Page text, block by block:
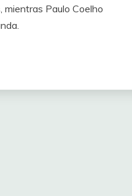
mientras Paulo Coelho